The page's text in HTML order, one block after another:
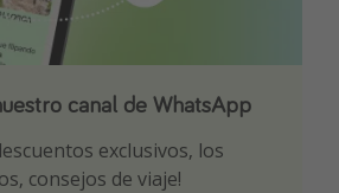
canal de WhatsApp
exclusivos, los
consejos de viaje!
app
reservar nuestros chollazos
canal de Telegram!
ofertas seleccionadas para
en viajes